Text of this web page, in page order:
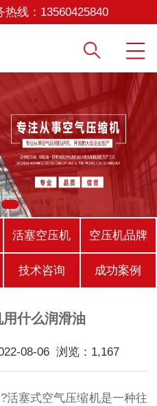
线： 13560425840
活塞空压机 空压机品牌
技术咨询 成功案例
什么润滑油
08-06 浏览：1,167
活塞式空气压缩机是一种往